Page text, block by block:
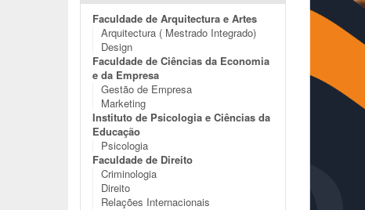
Faculdade de Arquitectura e Artes
Arquitectura ( Mestrado Integrado)
Design
Faculdade de Ciências da Economia
e da Empresa
Gestão de Empresa
Marketing
Instituto de Psicologia e Ciências da
Educação
Psicologia
Faculdade de Direito
Criminologia
Direito
Relações Internacionais